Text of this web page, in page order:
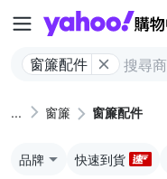
窗簾配件
窗簾 窗簾配件
品牌 快速到貨